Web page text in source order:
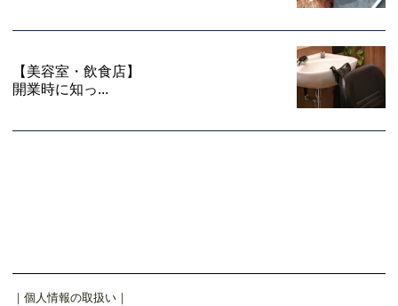
【美容室・飲食店】
開業時に知っ...
｜ 個人情報の取扱い ｜